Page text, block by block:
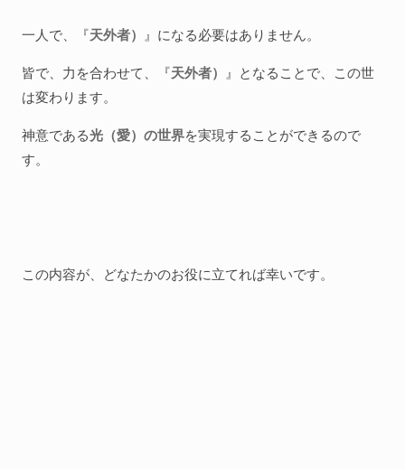
一人で、『天外者） 』になる必要はありません。
皆で、力を合わせて、『天外者） 』となることで、この世
は変わります。
神意である光（愛）の世界を実現することができるので
す。
この内容が、どなたかのお役に立てれば幸いです。